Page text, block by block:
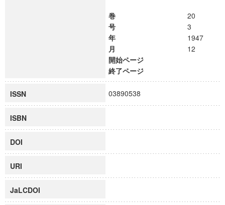
巻
20
号
3
年
1947
月
12
開始ページ
終了ページ
ISSN 03890538
ISBN
DOI
URI
JaLCDOI